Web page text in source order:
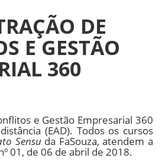
DE
E GESTÃO
360
e Gestão Empresarial 360
(EAD). Todos os cursos
Sensuda FaSouza, atendem a
01, de 06 de abril de 2018.